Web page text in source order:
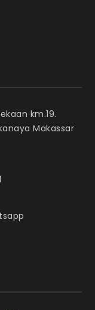
km.19.
Makassar